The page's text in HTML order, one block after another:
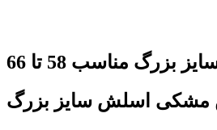
بزرگ مناسب 58 تا 66